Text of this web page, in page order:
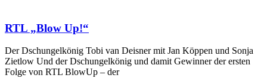
RTL „Blow Up!“
Der Dschungelkönig Tobi van Deisner mit Jan Köppen und Sonja
Zietlow Und der Dschungelkönig und damit Gewinner der ersten
Folge von RTL BlowUp – der